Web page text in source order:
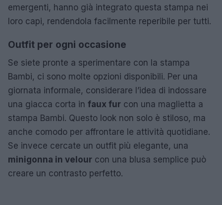
emergenti, hanno già integrato questa stampa nei
loro capi, rendendola facilmente reperibile per tutti.
Outfit per ogni occasione
Se siete pronte a sperimentare con la stampa
Bambi, ci sono molte opzioni disponibili. Per una
giornata informale, considerare l’idea di indossare
una giacca corta in faux fur con una maglietta a
stampa Bambi. Questo look non solo è stiloso, ma
anche comodo per affrontare le attività quotidiane.
Se invece cercate un outfit più elegante, una
minigonna in velour con una blusa semplice può
creare un contrasto perfetto.